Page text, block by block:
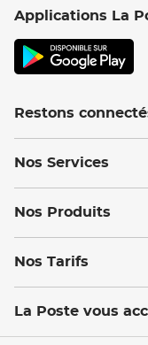
Applications La
Restons
Nos Services
Nos Produits
Nos Tarifs
La Poste vous